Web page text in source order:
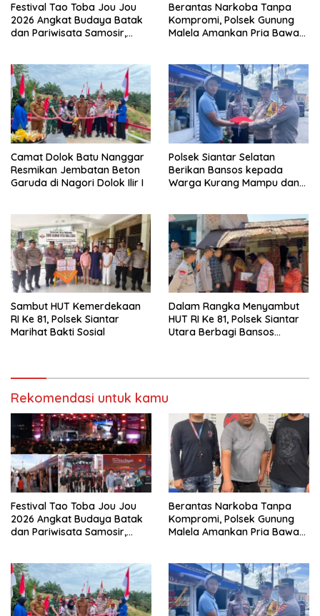
Festival Tao Toba Jou Jou
2026 Angkat Budaya Batak
dan Pariwisata Samosir,
Berantas Narkoba Tanpa
Kompromi, Polsek Gunung
Malela Amankan Pria Bawa
Camat Dolok Batu Nanggar
Resmikan Jembatan Beton
Garuda di Nagori Dolok Ilir I
Polsek Siantar Selatan
Berikan Bansos kepada
Warga Kurang Mampu dan
Sambut HUT Kemerdekaan
RI Ke 81, Polsek Siantar
Marihat Bakti Sosial
Dalam Rangka Menyambut
HUT RI Ke 81, Polsek Siantar
Utara Berbagi Bansos
Rekomendasi untuk kamu
Festival Tao Toba Jou Jou
2026 Angkat Budaya Batak
dan Pariwisata Samosir,
Berantas Narkoba Tanpa
Kompromi, Polsek Gunung
Malela Amankan Pria Bawa